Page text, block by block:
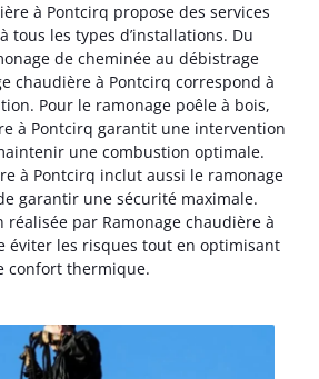
à Pontcirq propose des services
tous les types d’installations. Du
de cheminée au débistrage
chaudière à Pontcirq correspond à
Pour le ramonage poêle à bois,
à Pontcirq garantit une intervention
une combustion optimale.
à Pontcirq inclut aussi le ramonage
garantir une sécurité maximale.
réalisée par Ramonage chaudière à
éviter les risques tout en optimisant
confort thermique.